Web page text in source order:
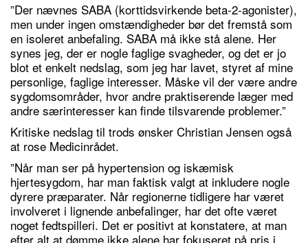
”Der nævnes SABA (korttidsvirkende beta-2-agonister),
men under ingen omstændigheder bør det fremstå som
en isoleret anbefaling. SABA må ikke stå alene. Her
synes jeg, der er nogle faglige svagheder, og det er jo
blot et enkelt nedslag, som jeg har lavet, styret af mine
personlige, faglige interesser. Måske vil der være andre
sygdomsområder, hvor andre praktiserende læger med
andre særinteresser kan finde tilsvarende problemer.”
Kritiske nedslag til trods ønsker Christian Jensen også
at rose Medicinrådet.
”Når man ser på hypertension og iskæmisk
hjertesygdom, har man faktisk valgt at inkludere nogle
dyrere præparater. Når regionerne tidligere har været
involveret i lignende anbefalinger, har det ofte været
noget fedtspilleri. Det er positivt at konstatere, at man
efter alt at dømme ikke alene har fokuseret på pris i